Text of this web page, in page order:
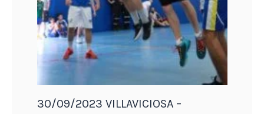
30/09/2023 VILLAVICIOSA –